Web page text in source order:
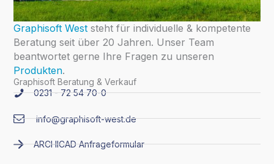
Graphisoft Weststeht für individuelle & kompetente
Beratung seit über 20 Jahren. Unser Team
beantwortet gerne Ihre Fragen zu unseren
Produkten.
Graphisoft Beratung & Verkauf
0231 - 72 54 70-0
info@graphisoft-west.de
ARCHICAD Anfrageformular